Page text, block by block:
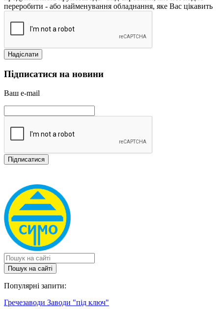
переробити - або найменування обладнання, яке Вас цікавить
Підписатися на новини
Ваш e-mail
Пошук на сайтi
Популярні запити:
Гречезаводи Заводи "під ключ"